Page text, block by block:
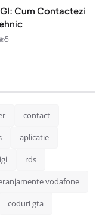
Cum Contactezi
5
contact
aplicatie
rds
vodafone
coduri gta